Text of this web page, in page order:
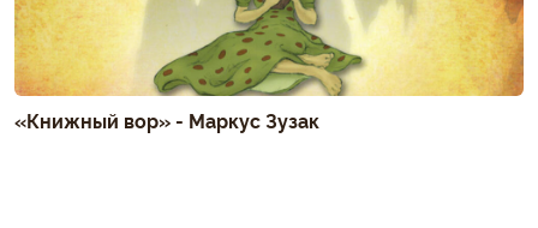
«Книжный вор» - Маркус Зузак